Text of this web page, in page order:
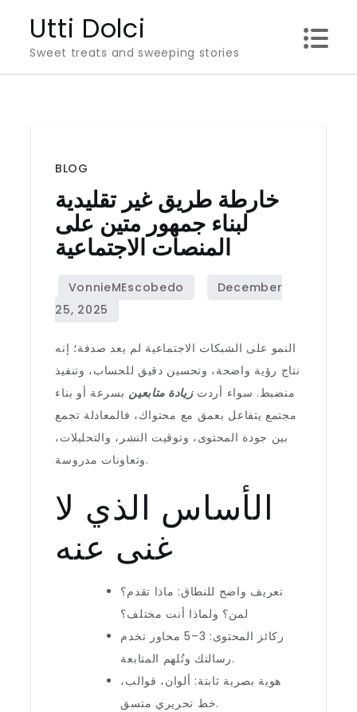
content
Utti Dolci
Sweet treats and sweeping stories
BLOG
خارطة طريق غير تقليدية
لبناء جمهور متين على
المنصات الاجتماعية
النمو على الشبكات الاجتماعية لم يعد صدفة؛ إنه
نتاج رؤية واضحة، وتحسين دقيق للحساب، وتنفيذ
منضبط. سواء أردتزيادة متابعين بسرعة أو بناء
مجتمع يتفاعل بعمق مع محتواك، فالمعادلة تجمع
بين جودة المحتوى، وتوقيت النشر، والتحليلات،
وتعاونات مدروسة.
الأساس الذي لا
غنى عنه
تعريف واضح للنطاق: ماذا تقدم؟
لمن؟ ولماذا أنت مختلف؟
ركائز المحتوى: 3–5 محاور تخدم
رسالتك وتُلهم المتابعة.
هوية بصرية ثابتة: ألوان، قوالب،
خط تحريري متسق.